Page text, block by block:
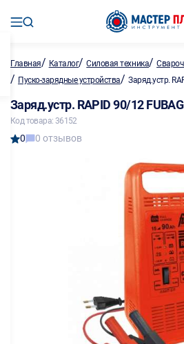
Главная/ Каталог/Силовая техника/
/ Пуско-зарядные устройства/ Заряд.устр.
Заряд.устр. RAPID 90/12
Код товара: 36152
0 0 отзывов